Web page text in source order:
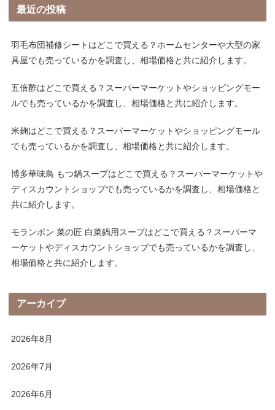
最近の投稿
羽毛布団補修シートはどこで買える？ホームセンターや大型の家
具屋でも売っているかを調査し、相場価格と共に紹介します。
五倍酢はどこで買える？スーパーマーケットやショッピングモー
ルでも売っているかを調査し、相場価格と共に紹介します。
米麹はどこで買える？スーパーマーケットやショッピングモール
でも売っているかを調査し、相場価格と共に紹介します。
博多華味鳥 もつ鍋スープはどこで買える？スーパーマーケットや
ディスカウントショップでも売っているかを調査し、相場価格と
共に紹介します。
モランボン 菜の匠 白菜鍋用スープはどこで買える？スーパーマ
ーケットやディスカウントショップでも売っているかを調査し、
相場価格と共に紹介します。
アーカイブ
2026年8月
2026年7月
2026年6月